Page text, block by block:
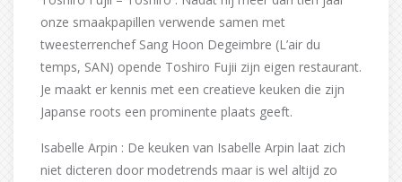
onze smaakpapillen verwende samen met
tweesterrenchef Sang Hoon Degeimbre (L’air du
temps, SAN) opende Toshiro Fujii zijn eigen restaurant.
Je maakt er kennis met een creatieve keuken die zijn
Japanse roots een prominente plaats geeft.
Isabelle Arpin : De keuken van Isabelle Arpin laat zich
niet dicteren door modetrends maar is wel altijd zo